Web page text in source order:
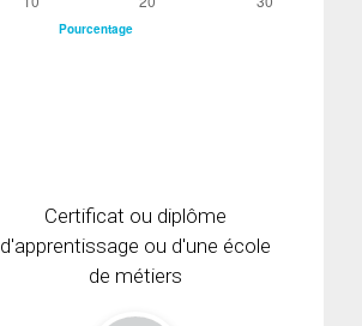
Certificat ou diplôme
d'apprentissage ou d'une école
de métiers